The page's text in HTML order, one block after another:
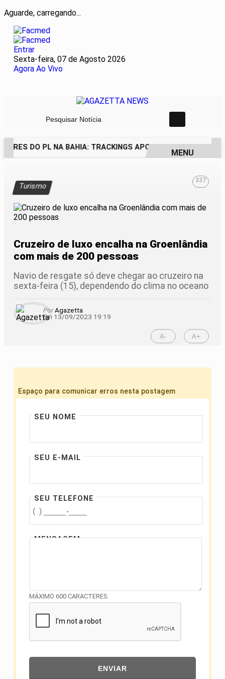
Aguarde, carregando...
Entrar
Sexta-feira, 07 de Agosto 2026
Agora Ao Vivo
Pesquisar Notícia
DO PL NA BAHIA: TRACKINGS APONTAM DRA. RAISSA
MENU
Turismo
337
Cruzeiro de luxo encalha na Groenlândia
com mais de 200 pessoas
Navio de resgate só deve chegar ao cruzeiro na
sexta-feira (15), dependendo do clima no oceano
PorAgazetta
Em 13/09/2023 19:19
A- A+
Espaço para comunicar erros nesta postagem
SEU NOME
SEU E-MAIL
SEU TELEFONE
MENSAGEM
MÁXIMO 600 CARACTERES.
ENVIAR